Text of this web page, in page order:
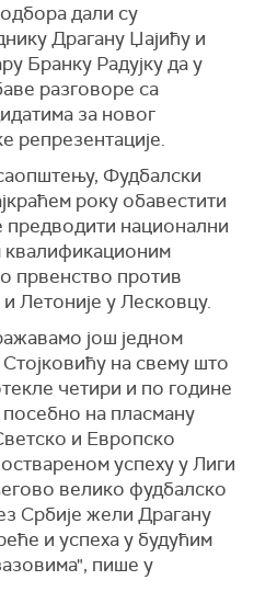
дали су
Драгану Џајићу и
Бранку Радујку да у
разговоре са
за новог
репрезентације.
Фудбалски
року обавестити
предводити национални
квалификационим
првенство против
Летоније у Лесковцу.
још једном
на свему што
четири и по године
на пласману
и Европско
успеху у Лиги
велико фудбалско
Србије жели Драгану
и успеха у будућим
пише у